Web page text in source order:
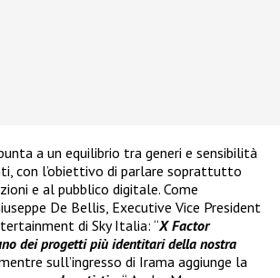
a un equilibrio tra generi e sensibilità
con l’obiettivo di parlare soprattutto
e al pubblico digitale. Come
De Bellis, Executive Vice President
di Sky Italia: “X Factor
dei progetti più identitari della nostra
sull’ingresso di Irama aggiunge la